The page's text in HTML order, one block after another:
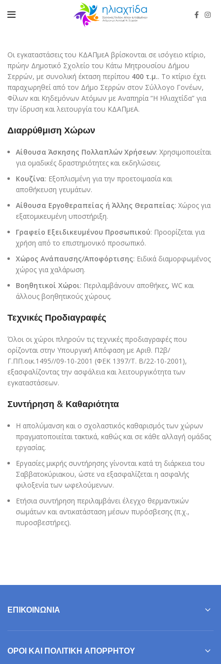
Οι εγκαταστάσεις του ΚΔΑΠμεΑ βρίσκονται σε ισόγειο κτίριο,
πρώην Δημοτικό Σχολείο του Κάτω Μητρουσίου Δήμου
Σερρών, με συνολική έκταση περίπου 400 τ.μ.. Το κτίριο έχει
παραχωρηθεί από τον Δήμο Σερρών στον Σύλλογο Γονέων,
Φίλων και Κηδεμόνων Ατόμων με Αναπηρία “Η Ηλιαχτίδα” για
την ίδρυση και λειτουργία του ΚΔΑΠμεΑ.
Διαρρύθμιση Χώρων
Αίθουσα Άσκησης Πολλαπλών Χρήσεων: Χρησιμοποιείται
για ομαδικές δραστηριότητες και εκδηλώσεις.
Κουζίνα: Εξοπλισμένη για την προετοιμασία και
αποθήκευση γευμάτων.
Αίθουσα Εργοθεραπείας ή Άλλης Θεραπείας: Χώρος για
εξατομικευμένη υποστήριξη.
Γραφείο Εξειδικευμένου Προσωπικού: Προορίζεται για
χρήση από το επιστημονικό προσωπικό.
Χώρος Ανάπαυσης/Αποφόρτισης: Ειδικά διαμορφωμένος
χώρος για χαλάρωση.
Βοηθητικοί Χώροι: Περιλαμβάνουν αποθήκες, WC και
άλλους βοηθητικούς χώρους.
Τεχνικές Προδιαγραφές
Όλοι οι χώροι πληρούν τις τεχνικές προδιαγραφές που
ορίζονται στην Υπουργική Απόφαση με Αριθ. Π2β/
Γ.ΠΠ.οικ.1495//09-10-2001 (ΦΕΚ 1397/Τ. Β/22-10-2001),
εξασφαλίζοντας την ασφάλεια και λειτουργικότητα των
εγκαταστάσεων.
Συντήρηση & Καθαριότητα
Η απολύμανση και ο σχολαστικός καθαρισμός των χώρων
πραγματοποιείται τακτικά, καθώς και σε κάθε αλλαγή ομάδας
εργασίας.
Εργασίες μικρής συντήρησης γίνονται κατά τη διάρκεια του
Σαββατοκύριακου, ώστε να εξασφαλίζεται η ασφαλής
φιλοξενία των ωφελούμενων.
Ετήσια συντήρηση περιλαμβάνει έλεγχο θερμαντικών
σωμάτων και αντικατάσταση μέσων πυρόσβεσης (π.χ.,
πυροσβεστήρες).
ΕΠΙΚΟΙΝΩΝΊΑ
ΌΡΟΙ ΚΑΙ ΠΟΛΙΤΙΚΉ ΑΠΟΡΡΉΤΟΥ